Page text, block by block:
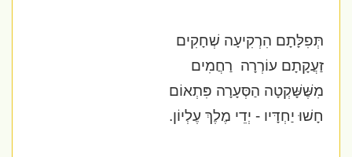
תְּפִלָּתָם הִרְקִיעָה שְׁחָקִים
זַעֲקָתָם עוֹרְרָה רַחֲמִים
מִשֶּׁשָּׁקְטָה הַסְּעָרָה פִּתְאוֹם
חָשׁוּ יַחְדָּיו - יְדֵי מֶלֶךְ עֶלְיוֹן.